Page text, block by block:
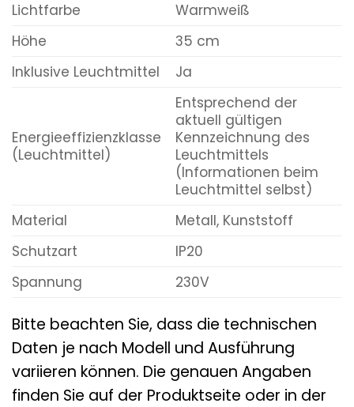
Lichtfarbe
Warmweiß
Höhe
35 cm
Inklusive Leuchtmittel
Ja
Energieeffizienzklasse
(Leuchtmittel)
Entsprechend der
aktuell gültigen
Kennzeichnung des
Leuchtmittels
(Informationen beim
Leuchtmittel selbst)
Material
Metall, Kunststoff
Schutzart
IP20
Spannung
230V
Bitte beachten Sie, dass die technischen
Daten je nach Modell und Ausführung
variieren können. Die genauen Angaben
finden Sie auf der Produktseite oder in der